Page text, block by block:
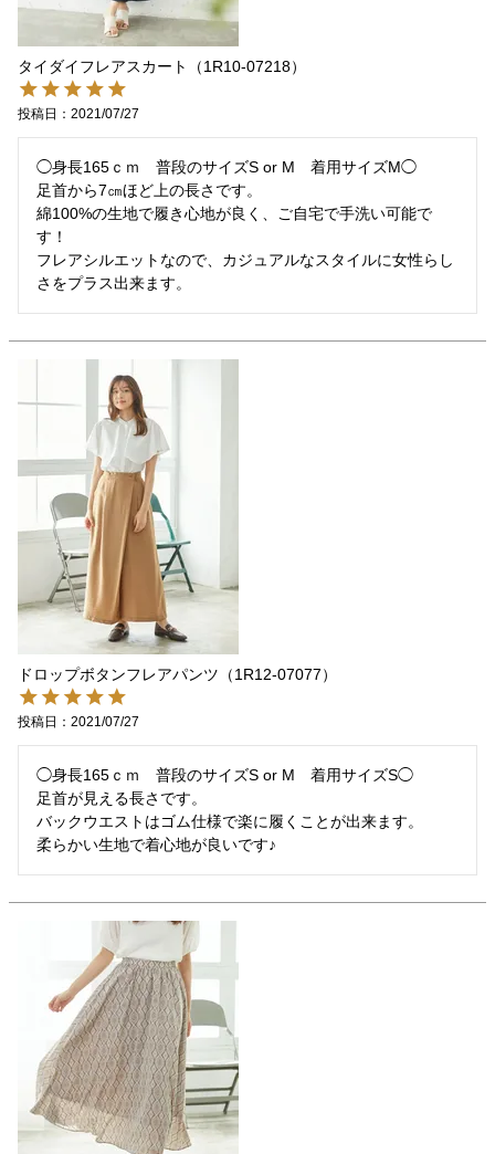
タイダイフレアスカート（1R10-07218）
投稿日 2021/07/27
◯身長165ｃｍ　普段のサイズS or M　着用サイズM◯
足首から7㎝ほど上の長さです。
綿100%の生地で履き心地が良く、ご自宅で手洗い可能で
す！
フレアシルエットなので、カジュアルなスタイルに女性らし
ドロップボタンフレアパンツ（1R12-07077）
投稿日 2021/07/27
◯身長165ｃｍ　普段のサイズS or M　着用サイズS◯
足首が見える長さです。
バックウエストはゴム仕様で楽に履くことが出来ます。
柔らかい生地で着心地が良いです♪